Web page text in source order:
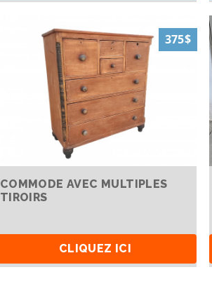
375$
COMMODE AVEC MULTIPLES
TIROIRS
CLIQUEZ ICI